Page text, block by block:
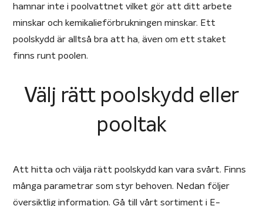
hamnar inte i poolvattnet vilket gör att ditt arbete
minskar och kemikalieförbrukningen minskar. Ett
poolskydd är alltså bra att ha, även om ett staket
finns runt poolen.
Välj rätt poolskydd eller
pooltak
Att hitta och välja rätt poolskydd kan vara svårt. Finns
många parametrar som styr behoven. Nedan följer
översiktlig information. Gå till vårt sortiment i E-